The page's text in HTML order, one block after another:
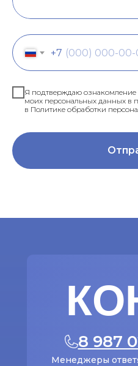
+7
Я подтверждаю ознакомление
моих персональных данных в
в Политике обработки
8 987
Менеджеры